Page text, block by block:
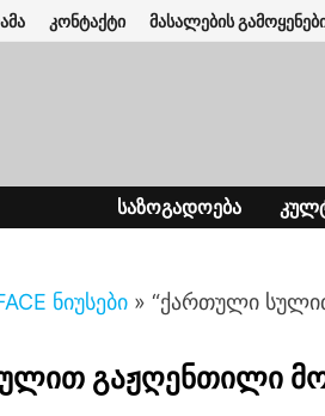
კონტაქტი მასალების
ᲡᲐᲖᲝᲒᲐᲓᲝᲔᲑᲐ
ნიუსები » “ქართული
გაჟღენთილი